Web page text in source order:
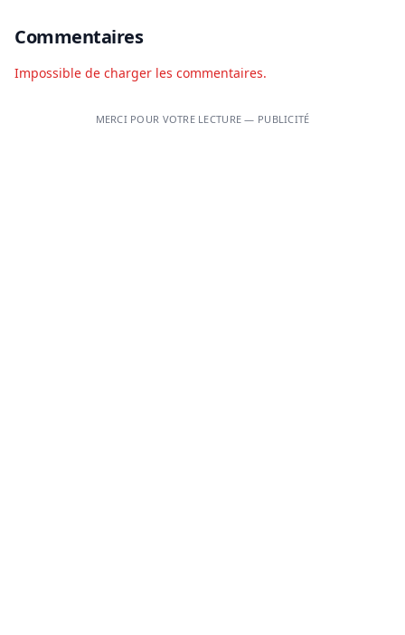
Commentaires
Impossible de charger les commentaires.
MERCI POUR VOTRE LECTURE — PUBLICITÉ